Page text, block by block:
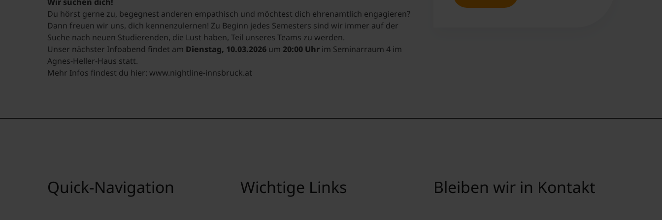
Du hörst gerne zu, begegnest anderen empathisch und möchtest dich ehrenamtlich engagieren?
Dann freuen wir uns, dich kennenzulernen! Zu Beginn jedes Semesters sind wir immer auf der
Suche nach neuen Studierenden, die Lust haben, Teil unseres Teams zu werden.
Unser nächster Infoabend findet am Dienstag, 10.03.2026 um 20:00 Uhr im Seminarraum 4 im
Agnes-Heller-Haus statt.
Mehr Infos findest du hier: www.nightline-innsbruck.at
Quick-Navigation Wichtige Links Bleiben wir in Kontakt